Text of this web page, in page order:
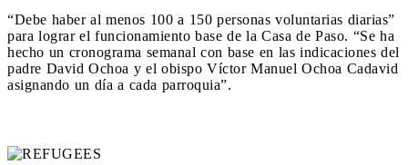
“Debe haber al menos 100 a 150 personas voluntarias diarias”
para lograr el funcionamiento base de la Casa de Paso. “Se ha
hecho un cronograma semanal con base en las indicaciones del
padre David Ochoa y el obispo Víctor Manuel Ochoa Cadavid
asignando un día a cada parroquia”.